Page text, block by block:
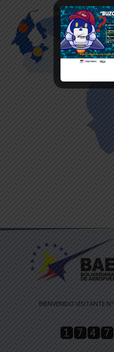
BIENVENIDO VISITANTE N°